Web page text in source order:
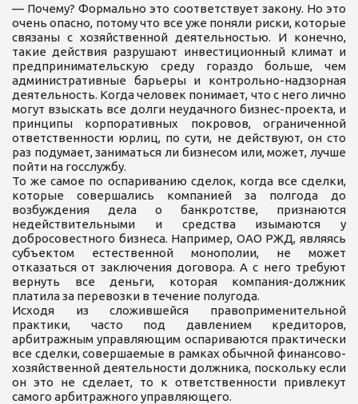
— Почему? Формально это соответствует закону. Но это
очень опасно, потому что все уже поняли риски, которые
связаны с хозяйственной деятельностью. И конечно,
такие действия разрушают инвестиционный климат и
предпринимательскую среду гораздо больше, чем
административные барьеры и контрольно-надзорная
деятельность. Когда человек понимает, что с него лично
могут взыскать все долги неудачного бизнес-проекта, и
принципы корпоративных покровов, ограниченной
ответственности юрлиц, по сути, не действуют, он сто
раз подумает, заниматься ли бизнесом или, может, лучше
пойти на госслужбу.
То же самое по оспариванию сделок, когда все сделки,
которые совершались компанией за полгода до
возбуждения дела о банкротстве, признаются
недействительными и средства изымаются у
добросовестного бизнеса. Например, ОАО РЖД, являясь
субъектом естественной монополии, не может
отказаться от заключения договора. А с него требуют
вернуть все деньги, которая компания-должник
платила за перевозки в течение полугода.
Исходя из сложившейся правоприменительной
практики, часто под давлением кредиторов,
арбитражным управляющим оспариваются практически
все сделки, совершаемые в рамках обычной финансово-
хозяйственной деятельности должника, поскольку если
он это не сделает, то к ответственности привлекут
самого арбитражного управляющего.